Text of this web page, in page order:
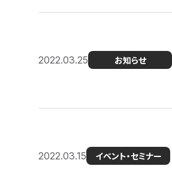
2022.03.25 お知らせ
2022.03.15 イベント・セミナー